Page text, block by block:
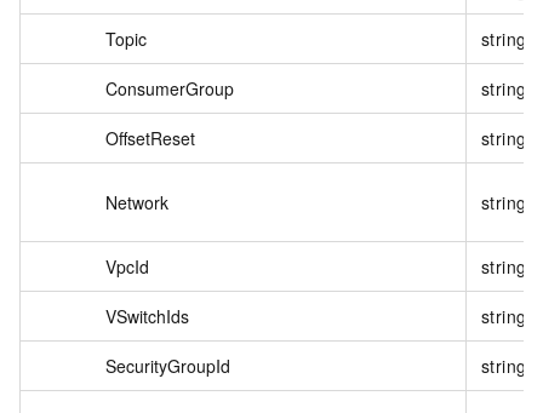
Topic string
ConsumerGroup string
OffsetReset string
Network string
VpcId string
VSwitchIds string
SecurityGroupId string